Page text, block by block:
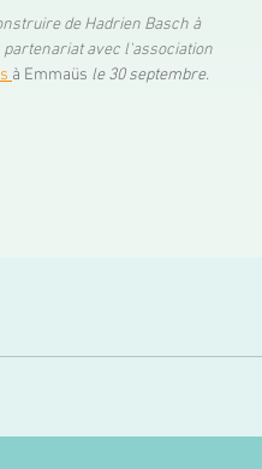
de Hadrien Basch à
partenariat avec l'association
à Emmaüs le 30 septembre.